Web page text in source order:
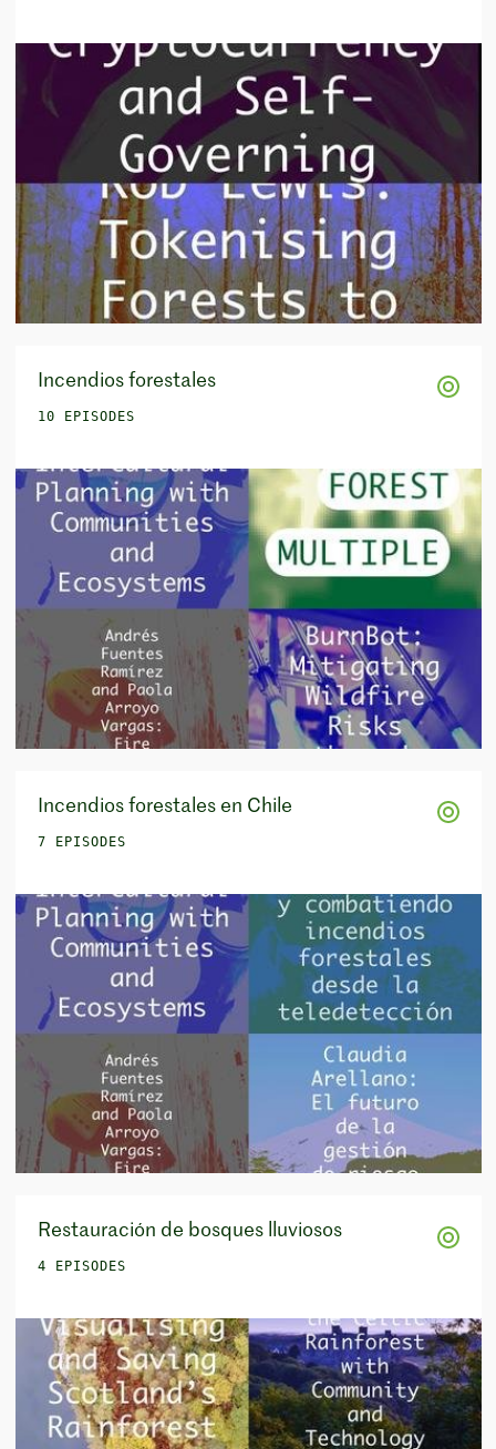
Incendios forestales
10 EPISODES
Incendios forestales en Chile
7 EPISODES
Restauración de bosques lluviosos
4 EPISODES